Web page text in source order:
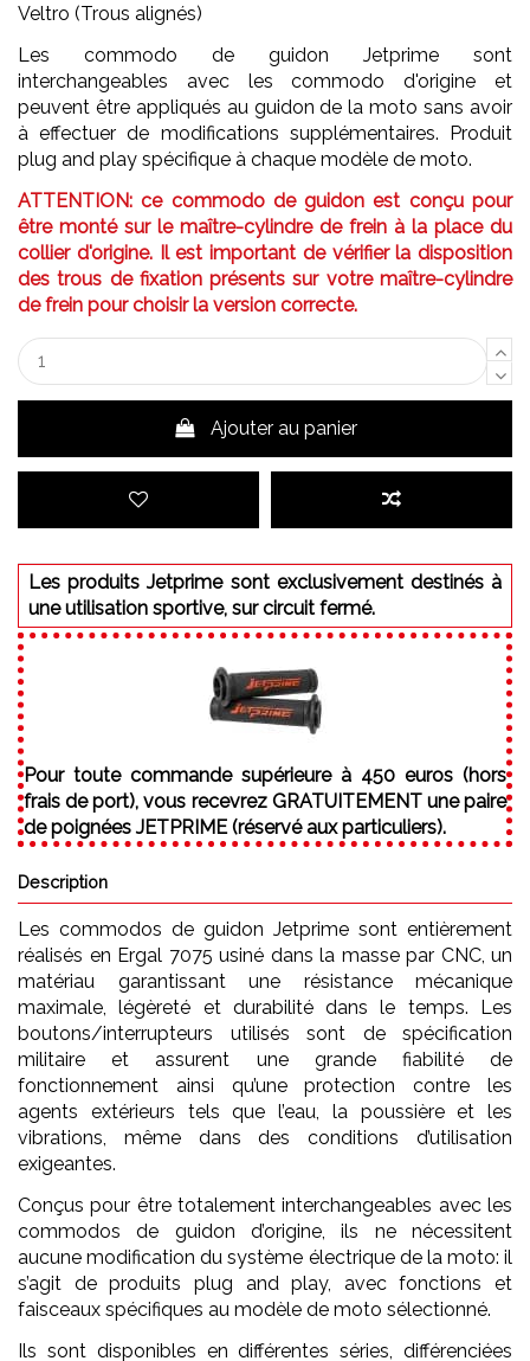
Veltro (Trous alignés)
Les commodo de guidon Jetprime sont
interchangeables avec les commodo d'origine et
peuvent être appliqués au guidon de la moto sans avoir
à effectuer de modifications supplémentaires. Produit
plug and play spécifique à chaque modèle de moto.
ATTENTION: ce commodo de guidon est conçu pour
être monté sur le maître-cylindre de frein à la place du
collier d'origine. Il est important de vérifier la disposition
des trous de fixation présents sur votre maître-cylindre
de frein pour choisir la version correcte.
Ajouter au panier
Les produits Jetprime sont exclusivement destinés à
une utilisation sportive, sur circuit fermé.
Pour toute commande supérieure à 450 euros (hors
frais de port), vous recevrez GRATUITEMENT une paire
de poignées JETPRIME (réservé aux particuliers).
Description
Les commodos de guidon Jetprime sont entièrement
réalisés en Ergal 7075 usiné dans la masse par CNC, un
matériau garantissant une résistance mécanique
maximale, légèreté et durabilité dans le temps. Les
boutons/interrupteurs utilisés sont de spécification
militaire et assurent une grande fiabilité de
fonctionnement ainsi qu’une protection contre les
agents extérieurs tels que l’eau, la poussière et les
vibrations, même dans des conditions d’utilisation
exigeantes.
Conçus pour être totalement interchangeables avec les
commodos de guidon d’origine, ils ne nécessitent
aucune modification du système électrique de la moto: il
s’agit de produits plug and play, avec fonctions et
faisceaux spécifiques au modèle de moto sélectionné.
Ils sont disponibles en différentes séries, différenciées